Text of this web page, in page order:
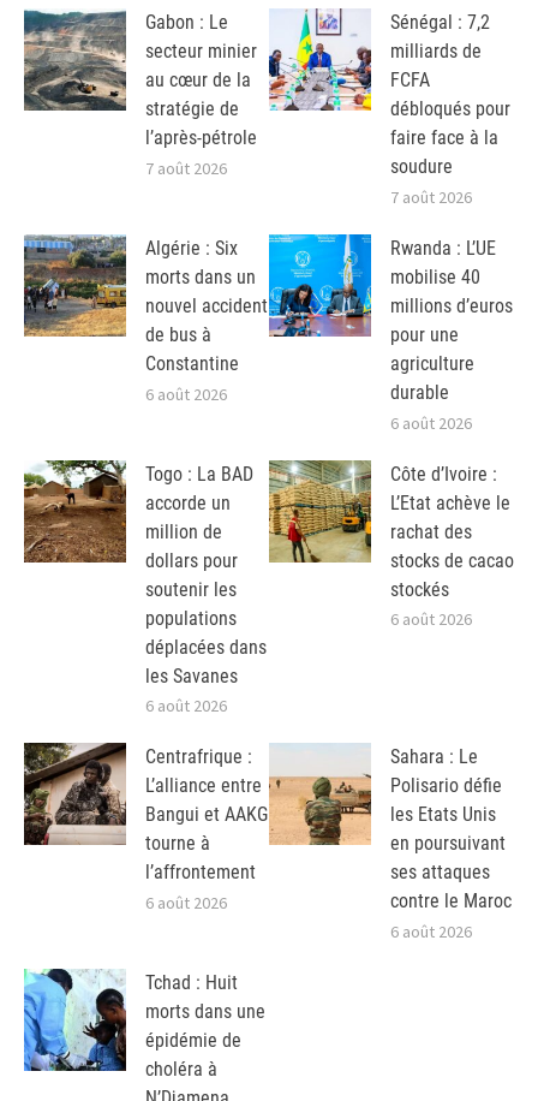
Gabon : Le
secteur minier
au cœur de la
stratégie de
l’après-pétrole
7 août 2026
Sénégal : 7,2
milliards de
FCFA
débloqués pour
faire face à la
soudure
7 août 2026
Algérie : Six
morts dans un
nouvel accident
de bus à
Constantine
6 août 2026
Rwanda : L’UE
mobilise 40
millions d’euros
pour une
agriculture
durable
6 août 2026
Togo : La BAD
accorde un
million de
dollars pour
soutenir les
populations
déplacées dans
les Savanes
6 août 2026
Côte d’Ivoire :
L’Etat achève le
rachat des
stocks de cacao
stockés
6 août 2026
Centrafrique :
L’alliance entre
Bangui et AAKG
tourne à
l’affrontement
6 août 2026
Sahara : Le
Polisario défie
les Etats Unis
en poursuivant
ses attaques
contre le Maroc
6 août 2026
Tchad : Huit
morts dans une
épidémie de
choléra à